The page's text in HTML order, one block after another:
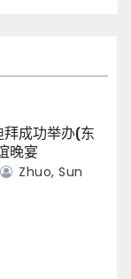
成功举办(东
晚宴
Zhuo, Sun